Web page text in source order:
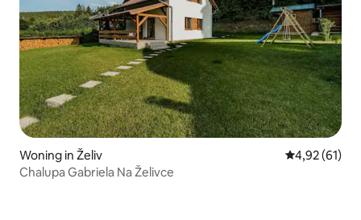
Woning in Želiv Gemiddelde
4,92 (61)
Chalupa Gabriela Na Želivce